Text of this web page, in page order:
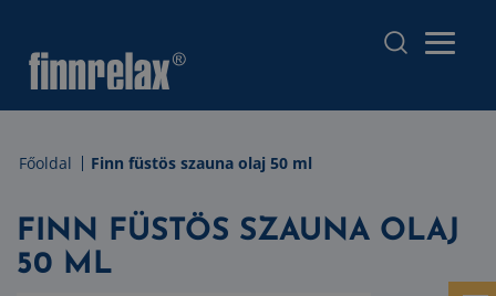
Főoldal Finn füstös szauna olaj 50 ml
FINN FÜSTÖS SZAUNA OLAJ
50 ML